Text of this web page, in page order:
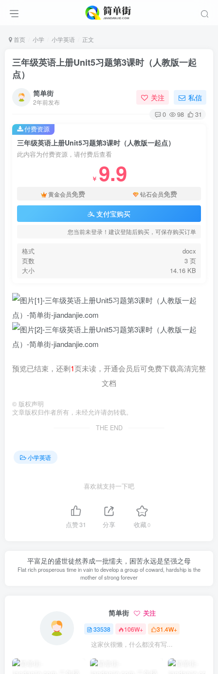
首页 小学 小学英语 正文
三年级英语上册Unit5习题第3课时（人教版一起
点）
简单街
2年前发布 关注 私信
0 98 31
三年级英语上册Unit5习题第3课时（人教版一起点）
此内容为付费资源，请付费后查看
￥ 9.9
黄金会员免费 钻石会员免费
支付宝购买
您当前未登录！建议登陆后购买，可保存购买订单
格式
docx
页数
3 页
大小
14.16 KB
付费资源
预览已结束，还剩1页未读，开通会员后可免费下载高清完整
文档
© 版权声明
文章版权归作者所有，未经允许请勿转载。
THE END
小学英语
喜欢就支持一下吧
点赞31 分享 收藏0
平富足的盛世徒然养成一批懦夫，困苦永远是坚强之母
Flat rich prosperous time in vain to develop a group of coward, hardship is the
mother of strong forever
简单街 关注
33538 106W+ 31.4W+
这家伙很懒，什么都没有写...